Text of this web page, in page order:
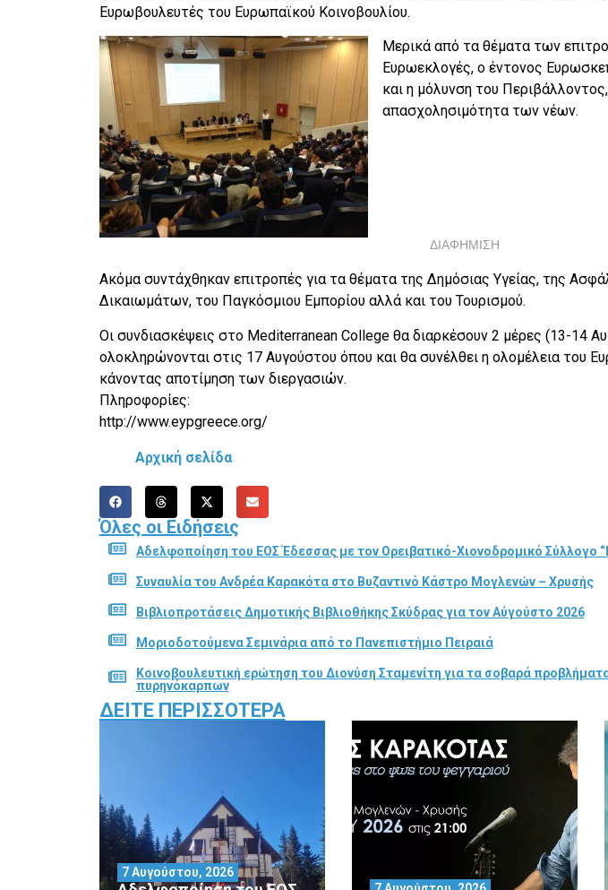
Ευρωβουλευτές του Ευρωπαϊκού Κοινοβουλίου.
Μερικά από τα θέματα των
Ευρωεκλογές, ο έντονος
και η μόλυνση του
απασχολησιμότητα των νέων.
ΔΙΑΦΗΜΙΣΗ
Ακόμα συντάχθηκαν επιτροπές για τα θέματα της Δημόσιας Υγείας, της
Δικαιωμάτων, του Παγκόσμιου Εμπορίου αλλά και του Τουρισμού.
Οι συνδιασκέψεις στο Mediterranean College θα διαρκέσουν 2 μέρες (13-14
ολοκληρώνονται στις 17 Αυγούστου όπου και θα συνέλθει η ολομέλεια του
κάνοντας αποτίμηση των διεργασιών.
Πληροφορίες:
http://www.eypgreece.org/
Αρχική σελίδα
Όλες οι Ειδήσεις
Αδελφοποίηση του ΕΟΣ Έδεσσας με τον Ορειβατικό-Χιονοδρομικό Σύλλογο
Συναυλία του Ανδρέα Καρακότα στο Βυζαντινό Κάστρο Μογλενών – Χρυσής
Βιβλιοπροτάσεις Δημοτικής Βιβλιοθήκης Σκύδρας για τον Αύγούστο 2026
Μοριοδοτούμενα Σεμινάρια από το Πανεπιστήμιο Πειραιά
Κοινοβουλευτική ερώτηση του Διονύση Σταμενίτη για τα σοβαρά
πυρηνόκαρπων
ΔΕΊΤΕ ΠΕΡΙΣΣΌΤΕΡΑ
7 Αυγούστου, 2026